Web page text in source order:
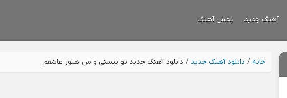
آهنگ جدید پخش آهنگ
خانه / دانلود آهنگ جدید / دانلود آهنگ جدید تو نیستی و من هنوز عاشقم